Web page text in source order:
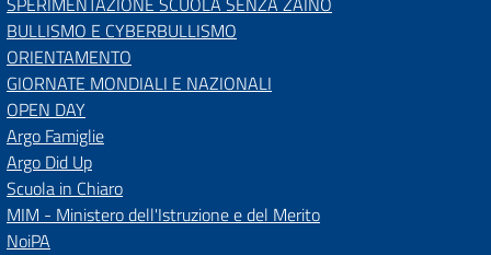
BULLISMO E CYBERBULLISMO
ORIENTAMENTO
GIORNATE MONDIALI E NAZIONALI
OPEN DAY
Argo Famiglie
Argo Did Up
Scuola in Chiaro
MIM - Ministero dell'Istruzione e del Merito
NoiPA